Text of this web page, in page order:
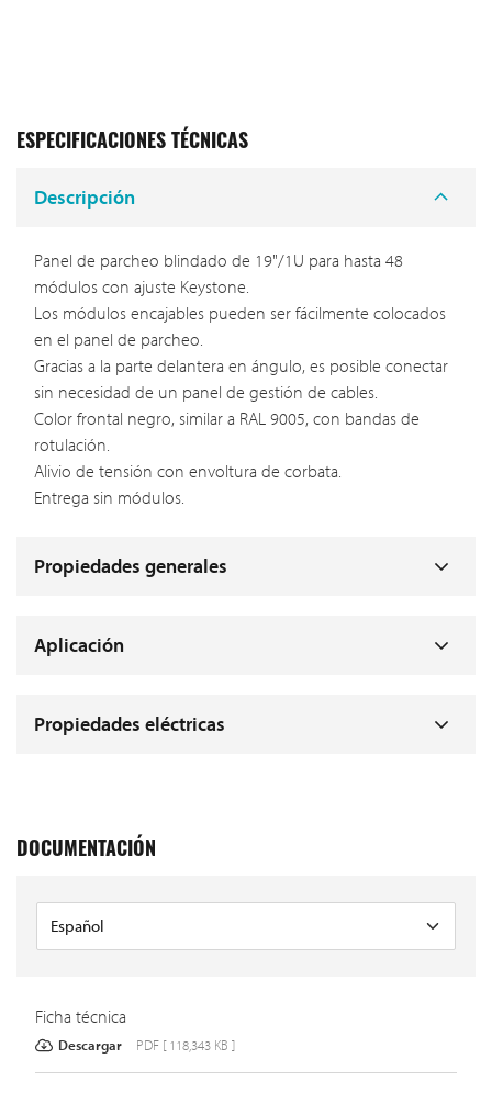
ESPECIFICACIONES TÉCNICAS
Descripción
Panel de parcheo blindado de 19"/1U para hasta 48
módulos con ajuste Keystone.
Los módulos encajables pueden ser fácilmente colocados
en el panel de parcheo.
Gracias a la parte delantera en ángulo, es posible conectar
sin necesidad de un panel de gestión de cables.
Color frontal negro, similar a RAL 9005, con bandas de
rotulación.
Alivio de tensión con envoltura de corbata.
Entrega sin módulos.
Propiedades generales
Aplicación
Propiedades eléctricas
DOCUMENTACIÓN
Ficha técnica
Descargar PDF [ 118,343 KB ]